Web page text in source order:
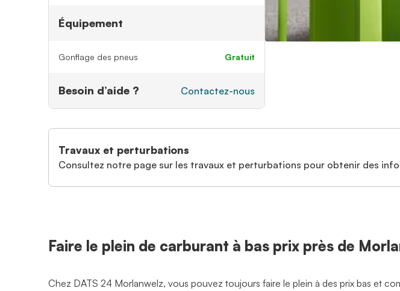
Équipement
Gonflage des pneus gratuit
Besoin d’aide ? Contactez-nous
Travaux et perturbations
Consultez notre page sur les travaux et perturbations pour obtenir des
Faire le plein de carburant à bas prix près de
Chez DATS 24 Morlanwelz, vous pouvez toujours faire le plein à des prix bas et